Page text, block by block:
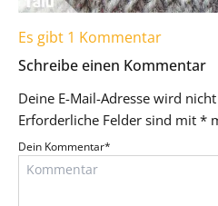
Es gibt 1 Kommentar
Schreibe einen Kommentar
Deine E-Mail-Adresse wird
Erforderliche Felder sind mit *
Dein Kommentar*